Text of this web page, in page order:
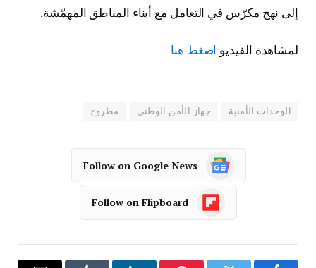
إلى نهج مكرّس في التعامل مع أبناء المناطق المهمّشة.
لمشاهدة الفيديو اضغط هنا
الوحدات الأمنية جهاز الأمن الوطني مطروح
Follow on Google News
Follow on Flipboard